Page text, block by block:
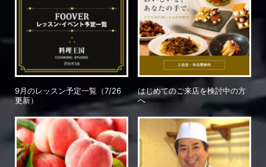
9月のレッスン予定一覧（7/26
更新）
はじめてのご来店を検討中の方
へ